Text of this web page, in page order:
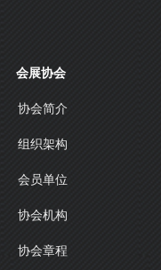
协会简介
组织架构
会员单位
协会机构
协会章程
会展协会